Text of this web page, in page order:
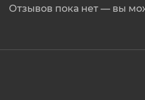
Отзывов пока нет — вы